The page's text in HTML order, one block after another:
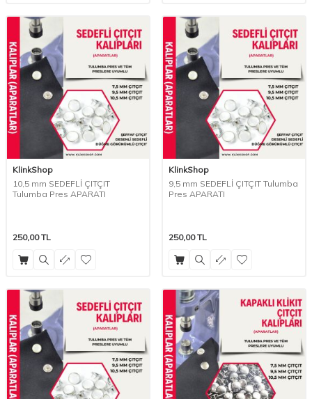
KlinkShop
10,5 mm SEDEFLİ ÇITÇIT
Tulumba Pres APARATI
250,00TL
KlinkShop
9,5 mm SEDEFLİ ÇITÇIT Tulumba
Pres APARATI
250,00TL